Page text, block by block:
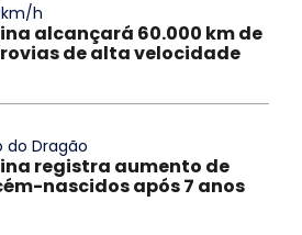
h
alcançará 60.000 km de
de alta velocidade
do Dragão
registra aumento de
nascidos após 7 anos